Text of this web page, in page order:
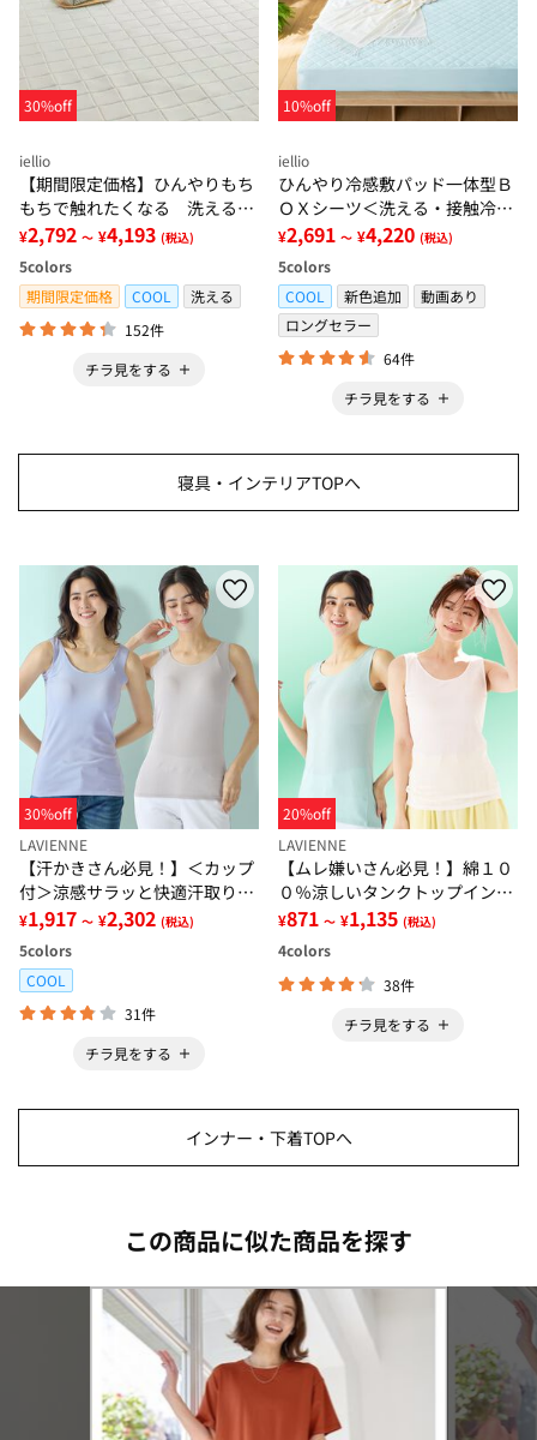
30%off
iellio
【期間限定価格】ひんやりもち
もちで触れたくなる 洗えるラ
グ＜低反発・滑りにくい・接触
冷感・防ダニ・カーペット＞
¥2,792 ～ ¥4,193 (税込)
5colors
期間限定価格
COOL
洗える
152件
チラ見をする
10%off
iellio
ひんやり冷感敷パッド一体型Ｂ
ＯＸシーツ＜洗える・接触冷
感・抗菌防臭・時短・家事楽・
ボックスシーツ・寝苦しさ対策
＞
¥2,691 ～ ¥4,220 (税込)
5colors
COOL
新色追加
動画あり
ロングセラー
64件
チラ見をする
寝具・インテリアTOPへ
30%off
LAVIENNE
【汗かきさん必見！】＜カップ
付＞涼感サラッと快適汗取りタ
ンクトップインナー＜さらりラ
ボ＞
¥1,917 ～ ¥2,302 (税込)
5colors
COOL
31件
チラ見をする
20%off
LAVIENNE
【ムレ嫌いさん必見！】綿１０
０％涼しいタンクトップインナ
ー＜さらりラボ＞
¥871 ～ ¥1,135 (税込)
4colors
38件
チラ見をする
インナー・下着TOPへ
この商品に似た商品を探す